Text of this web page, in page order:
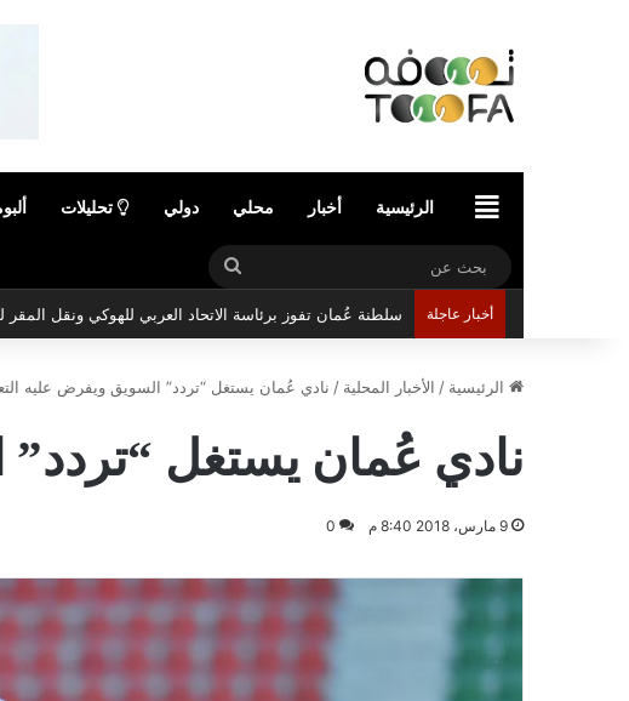
الرئيسيةالرئيسية أخبار محلي دولي تحليلات
بحث
عن
أخبار عاجلة سلطنة عُمان تفوز برئاسة الاتحاد العربي للهوكي ونقل
الرئيسية / الأخبار المحلية / نادي عُمان يستغل “تردد” السويق ويفرض عليه
نادي عُمان يستغل “تردد”
9 مارس، 2018 8:40 م 0